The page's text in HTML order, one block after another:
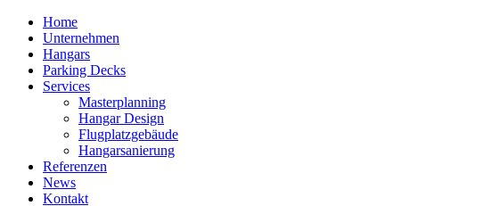
Home
Unternehmen
Hangars
Parking Decks
Services
Masterplanning
Hangar Design
Flugplatzgebäude
Hangarsanierung
Referenzen
News
Kontakt